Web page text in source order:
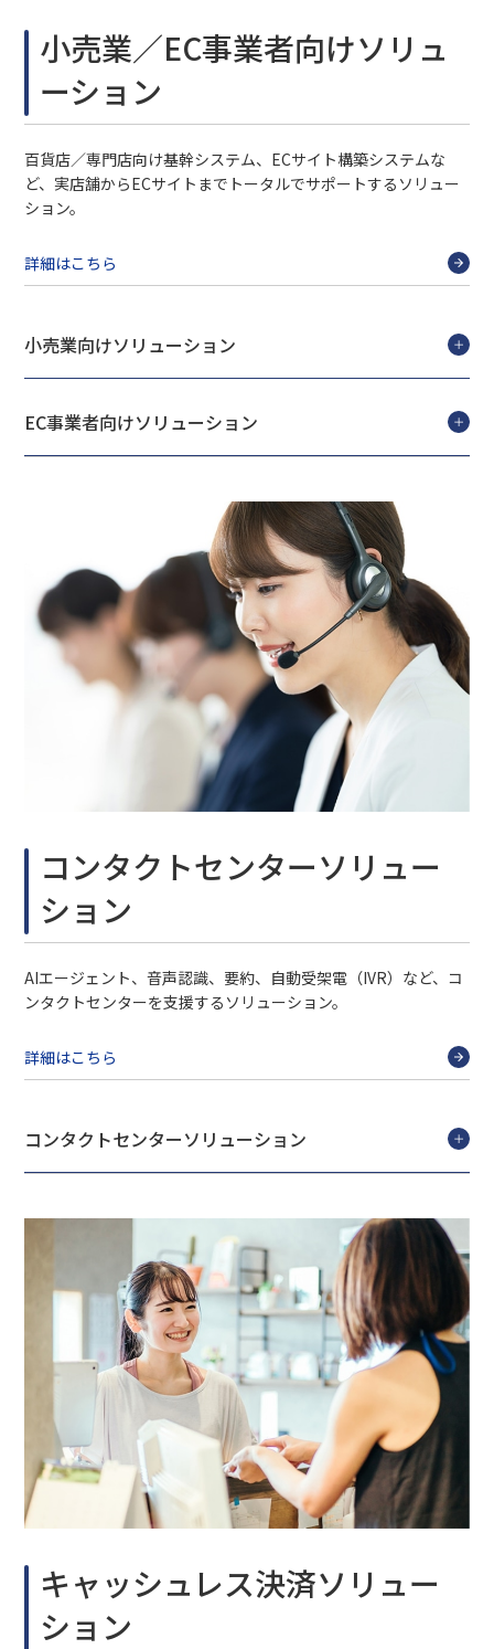
小売業／EC事業者向けソリュ
ーション
百貨店／専門店向け基幹システム、ECサイト構築システムな
ど、実店舗からECサイトまでトータルでサポートするソリュー
ション。
詳細はこちら
小売業向けソリューション
EC事業者向けソリューション
コンタクトセンターソリュー
ション
AIエージェント、音声認識、要約、自動受架電（IVR）など、コ
ンタクトセンターを支援するソリューション。
詳細はこちら
コンタクトセンターソリューション
キャッシュレス決済ソリュー
ション